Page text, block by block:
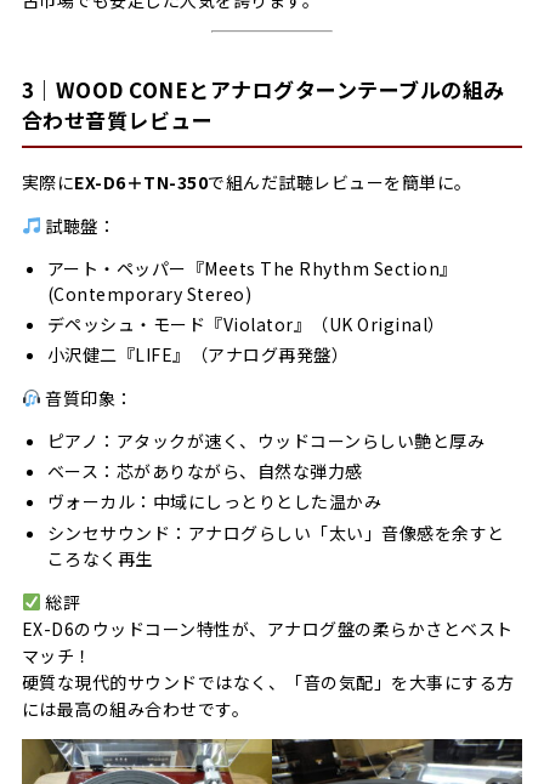
3｜WOOD CONEとアナログターンテーブルの組み
合わせ音質レビュー
実際にEX-D6＋TN-350で組んだ試聴レビューを簡単に。
試聴盤：
アート・ペッパー『Meets The Rhythm Section』
(Contemporary Stereo)
デペッシュ・モード『Violator』（UK Original）
小沢健二『LIFE』（アナログ再発盤）
音質印象：
ピアノ：アタックが速く、ウッドコーンらしい艶と厚み
ベース：芯がありながら、自然な弾力感
ヴォーカル：中域にしっとりとした温かみ
シンセサウンド：アナログらしい「太い」音像感を余すと
ころなく再生
総評
EX-D6のウッドコーン特性が、アナログ盤の柔らかさとベスト
マッチ！
硬質な現代的サウンドではなく、「音の気配」を大事にする方
には最高の組み合わせです。